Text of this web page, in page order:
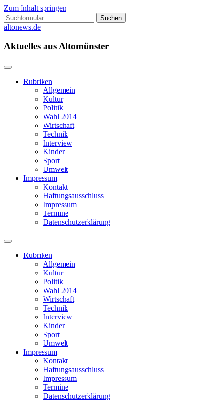
Zum Inhalt springen
Suchen
nach:
altonews.de
Aktuelles aus Altomünster
Rubriken
Allgemein
Kultur
Politik
Wahl 2014
Wirtschaft
Technik
Interview
Kinder
Sport
Umwelt
Impressum
Kontakt
Haftungsausschluss
Impressum
Termine
Datenschutzerklärung
Suchfeld
ein-/ausblenden
Rubriken
Allgemein
Kultur
Politik
Wahl 2014
Wirtschaft
Technik
Interview
Kinder
Sport
Umwelt
Impressum
Kontakt
Haftungsausschluss
Impressum
Termine
Datenschutzerklärung